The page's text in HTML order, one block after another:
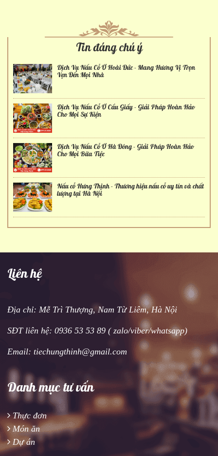
Tin đáng chú ý
Dịch Vụ Nấu Cỗ Ở Hoài Đức - Mang Hương Vị Trọn
Vẹn Đến Mọi Nhà
Dịch Vụ Nấu Cỗ Ở Cầu Giấy - Giải Pháp Hoàn Hảo
Cho Mọi Sự Kiện
Dịch Vụ Nấu Cỗ Ở Hà Đông - Giải Pháp Hoàn Hảo
Cho Mọi Bữa Tiệc
Nấu cỗ Hưng Thịnh - Thương hiệu nấu cỗ uy tín và chất
lượng tại Hà Nội
Liên hệ
Địa chỉ: Mễ Trì Thượng, Nam Từ Liêm, Hà Nội
SĐT liên hệ: 0936 53 53 89 ( zalo/viber/whatsapp)
Email: tiechungthinh@gmail.com
Danh mục tư vấn
Thực đơn
Món ăn
Dự án